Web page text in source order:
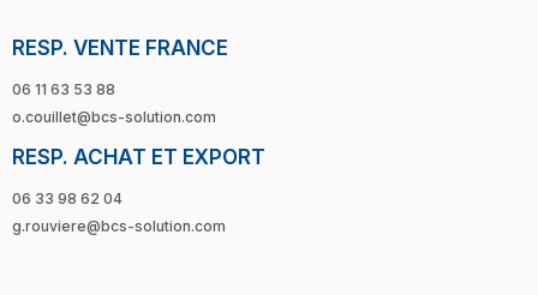
RESP. VENTE FRANCE
06 11 63 53 88
o.couillet@bcs-solution.com
RESP. ACHAT ET EXPORT
06 33 98 62 04
g.rouviere@bcs-solution.com